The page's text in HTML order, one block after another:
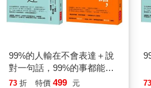
好的，只有真正好的產品才敢賣高價
如果客戶不屑的說：「你們公司是
才格外重視這筆生意，才重視客戶
到某一面時，你要讓他看到另一面。
這樣的情景時常發生，不管作為哪一
99%的人輸在不會表達＋說
對一句話，99%的事都能解
決(全二冊套書)
73 折 特價 499 元 73